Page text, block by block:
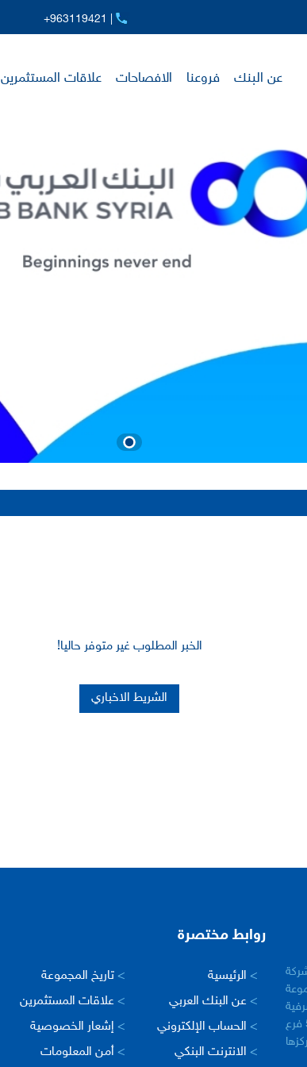
+963119421 |
عن البنك فروعنا الافصاحات علاقات المستثمرين
الخبر المطلوب غير متوفر حاليا!
في عام 2005 كشركة
العربية في العالم، حيث يبلغ عدد فروعها اكثر من 500 فرع
روابط مختصرة
> الرئيسية > تاريخ المجموعة
> عن البنك العربي > علاقات المستثمرين
> الحساب الإلكتروني > إشعار الخصوصية
> الانترنت البنكي > أمن المعلومات